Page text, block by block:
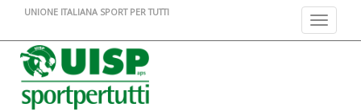
Toggle
UNIONE ITALIANA SPORT PER TUTTI